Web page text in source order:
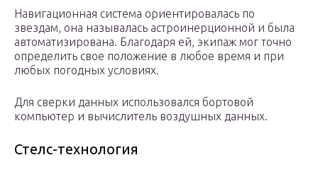
Навигационная система ориентировалась по
звездам, она называлась астроинерционной и была
автоматизирована. Благодаря ей, экипаж мог точно
определить свое положение в любое время и при
любых погодных условиях.
Для сверки данных использовался бортовой
компьютер и вычислитель воздушных данных.
Стелс-технология